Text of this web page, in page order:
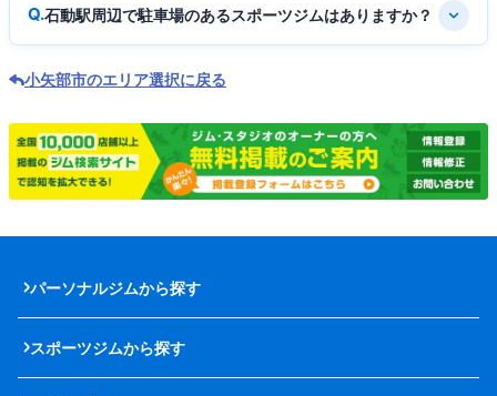
石動駅周辺で駐車場のあるスポーツジムはありますか？
小矢部市のエリア選択に戻る
パーソナルジムから探す
スポーツジムから探す